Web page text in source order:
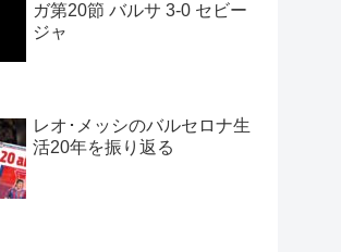
ガ第20節 バルサ 3-0 セビー
ジャ
レオ･メッシのバルセロナ生
活20年を振り返る